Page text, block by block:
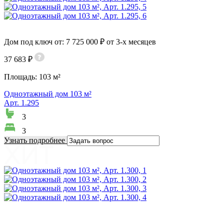
Дом под ключ от: 7 725 000 ₽ от 3-х месяцев
37 683 ₽
Площадь: 103 м²
Одноэтажный дом 103 м²
Арт. 1.295
3
3
Узнать подробнее